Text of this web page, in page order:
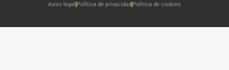
Aviso legal Política de privacidad Política de cookies